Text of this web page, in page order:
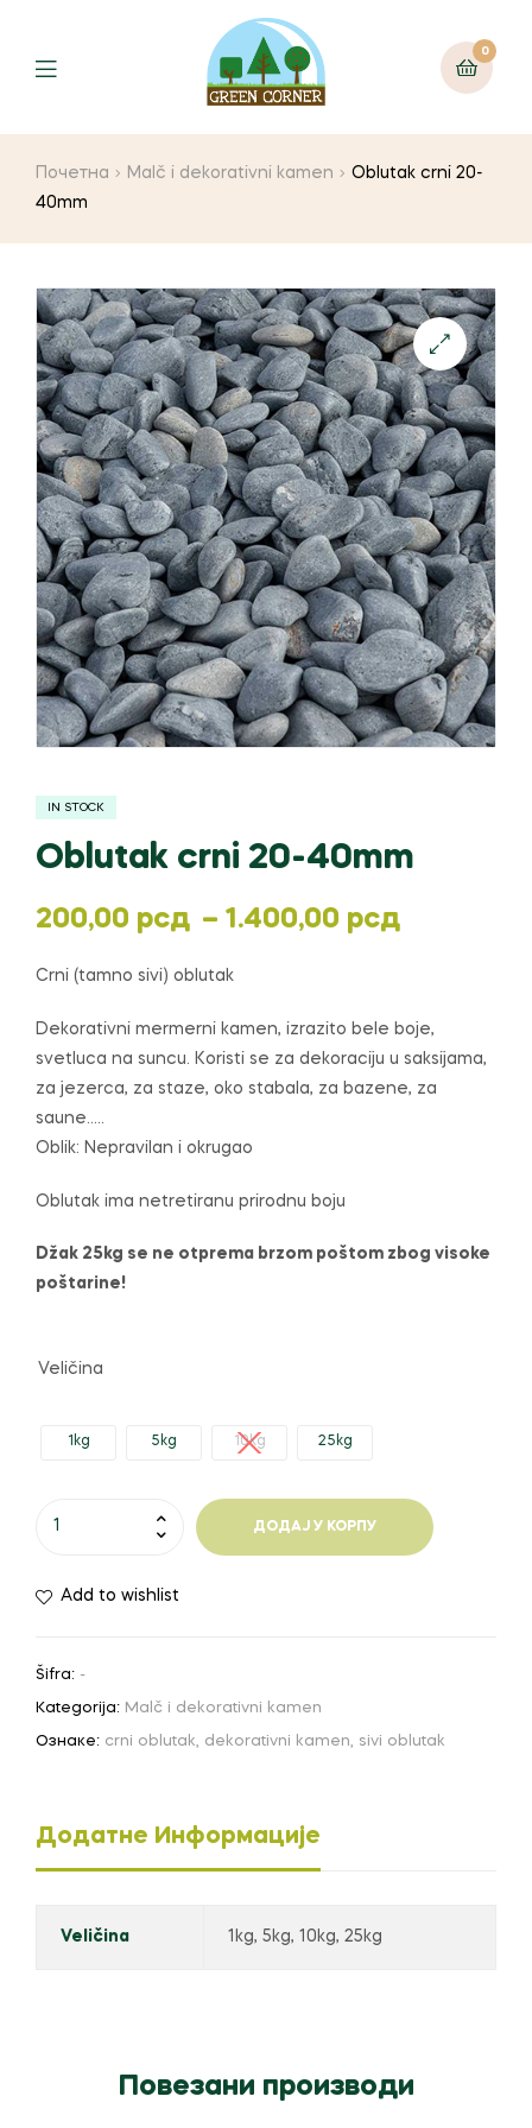
Menu
0
Почетна Malč i dekorativni kamen
Oblutak crni 20-
40mm
IN STOCK
Oblutak crni 20-40mm
200,00 рсд – 1.400,00 рсд
Распон
цена:
од
200,00 рсд
до
Crni (tamno sivi) oblutak
Dekorativni mermerni kamen, izrazito bele boje,
svetluca na suncu. Koristi se za dekoraciju u saksijama,
za jezerca, za staze, oko stabala, za bazene, za
saune…..
Oblik: Nepravilan i okrugao
Oblutak ima netretiranu prirodnu boju
Džak 25kg se ne otprema brzom poštom zbog visoke
poštarine!
Veličina
1kg 5kg 10kg 25kg
40mm
ДОДАЈ У КОРПУ
Add to wishlist
Šifra: -
Kategorija: Malč i dekorativni kamen
Ознаке: crni oblutak, dekorativni kamen, sivi oblutak
Додатне Информације
Veličina 1kg, 5kg, 10kg, 25kg
Повезани производи